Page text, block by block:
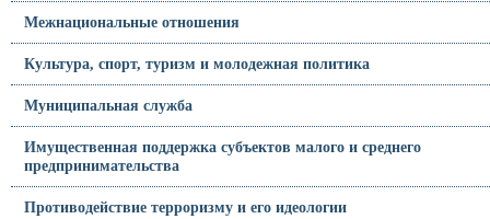
Межнациональные отношения
Культура, спорт, туризм и молодежная политика
Муниципальная служба
Имущественная поддержка субъектов малого и среднего
предпринимательства
Противодействие терроризму и его идеологии